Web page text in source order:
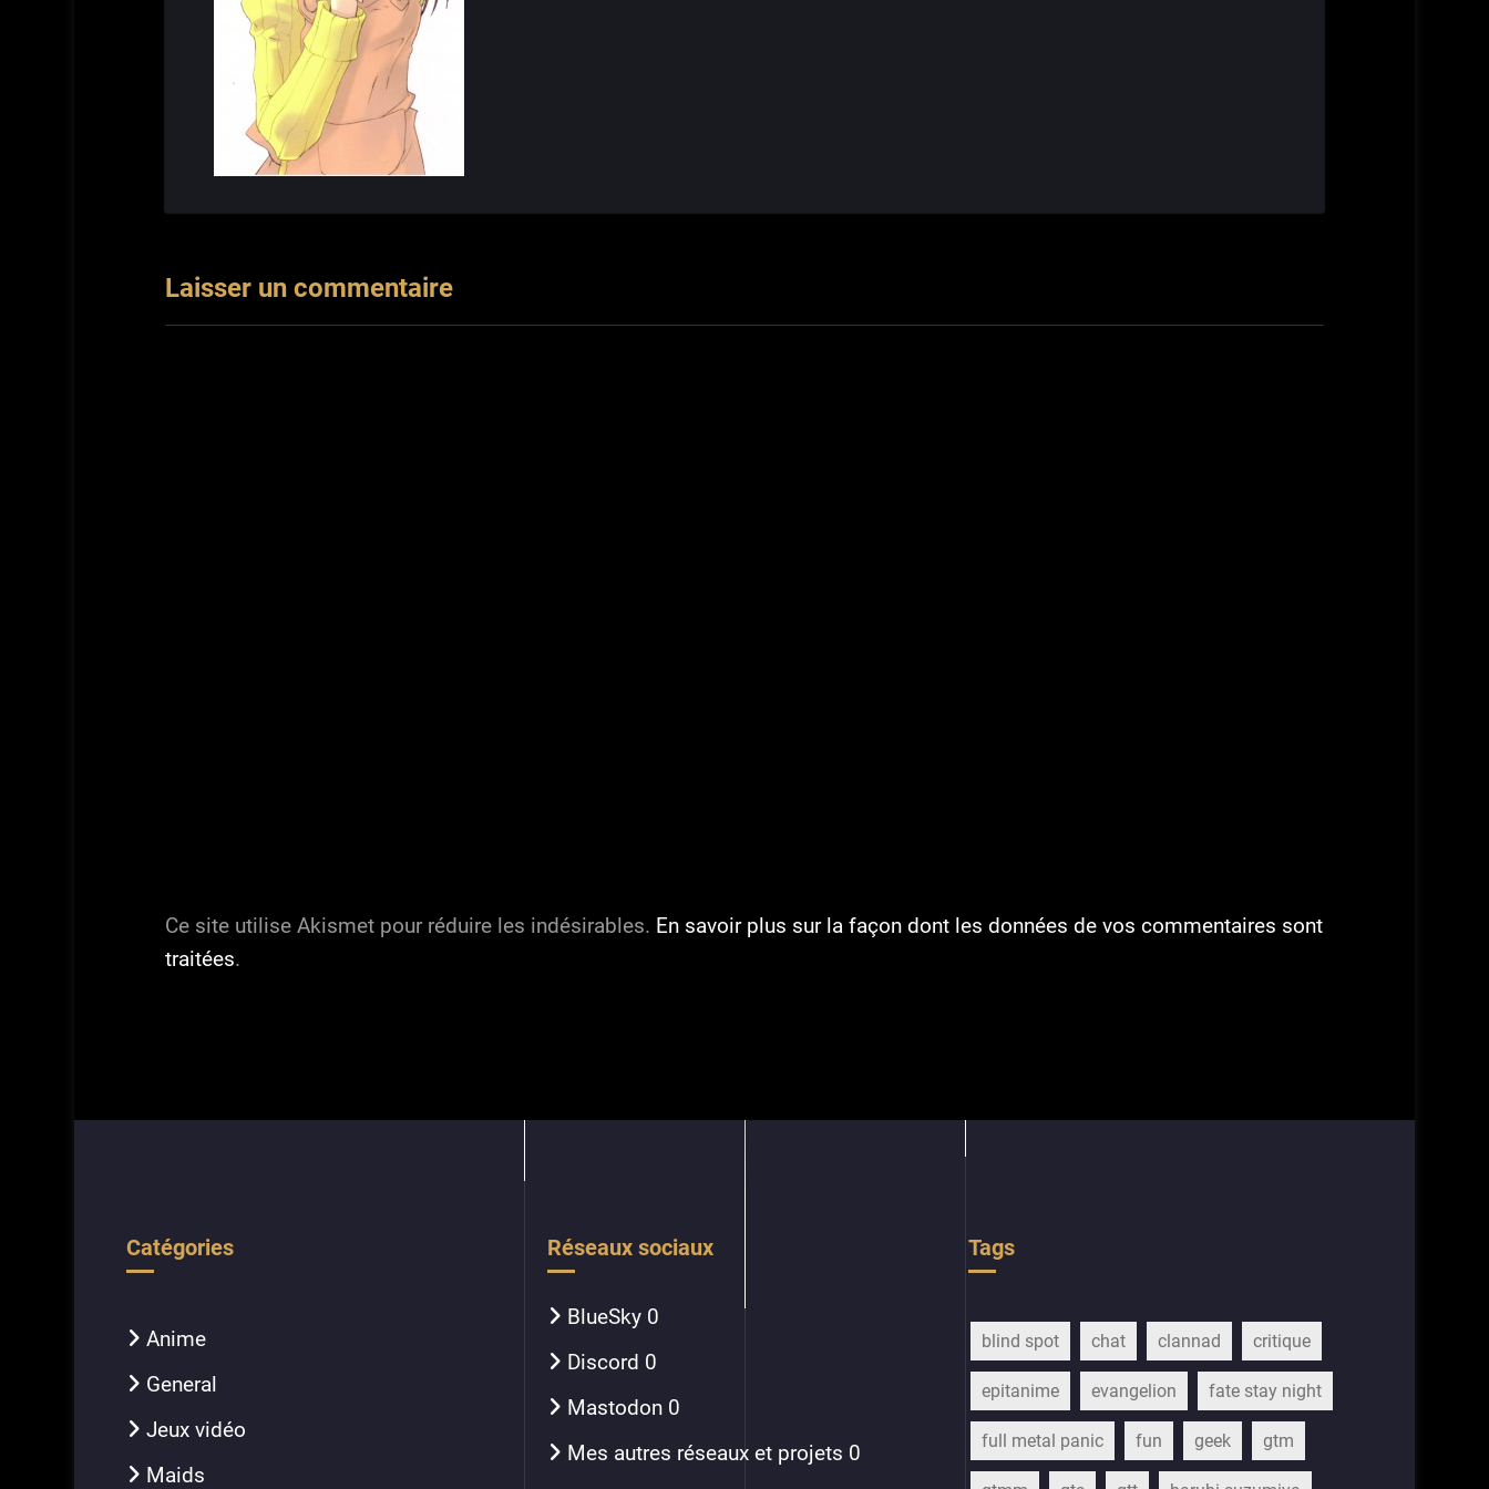
Laisser un commentaire
Ce site utilise Akismet pour réduire les indésirables. En savoir plus sur la façon dont les données de vos commentaires sont
traitées.
Catégories
Anime
General
Jeux vidéo
Maids
Réseaux sociaux
BlueSky 0
Discord 0
Mastodon 0
Mes autres réseaux et projets 0
Tags
blind spot chat clannad critique
epitanime evangelion fate stay night
full metal panic fun geek gtm